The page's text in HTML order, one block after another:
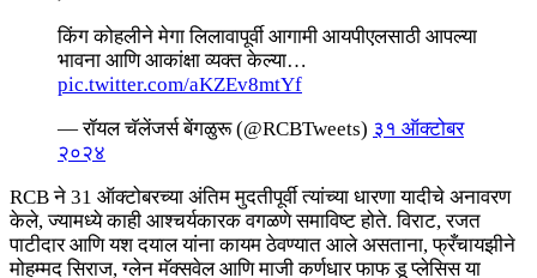
किंग कोहलीने मेगा लिलावापूर्वी आगामी आयपीएलसाठी आपल्या
भावना आणि आकांक्षा व्यक्त केल्या…
pic.twitter.com/aKZEv8mtYf
— रॉयल चॅलेंजर्स बेंगळुरू (@RCBTweets) ३१ ऑक्टोबर
२०२४
RCB ने 31 ऑक्टोबरच्या अंतिम मुदतीपूर्वी त्यांच्या धारणा यादीचे अनावरण
केले, ज्यामध्ये काही आश्चर्यकारक वगळणे समाविष्ट होते. विराट, रजत
पाटीदार आणि यश दयाल यांना कायम ठेवण्यात आले असताना, फ्रँचायझीने
मोहम्मद सिराज, ग्लेन मॅक्सवेल आणि माजी कर्णधार फाफ डू प्लेसिस या